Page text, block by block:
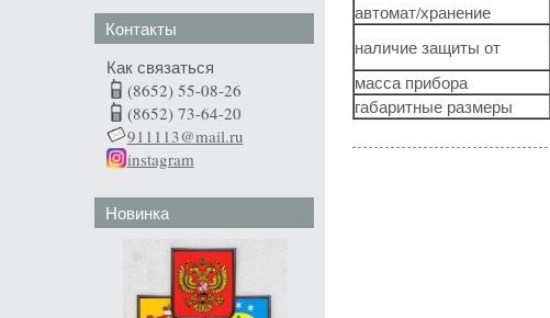
Контакты
Как связаться
(8652) 55-08-26
(8652) 73-64-20
911113@mail.ru
instagram
Новинка
автомат/хранение
наличие защиты от
масса прибора
габаритные размеры